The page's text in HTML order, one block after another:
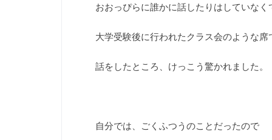
おおっぴらに誰かに話したりはしていなく
大学受験後に行われたクラス会のような席
話をしたところ、けっこう驚かれました。
自分では、ごくふつうのことだったので